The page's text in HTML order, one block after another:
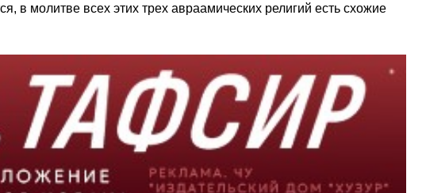
в молитве всех этих трех авраамических религий есть схожие